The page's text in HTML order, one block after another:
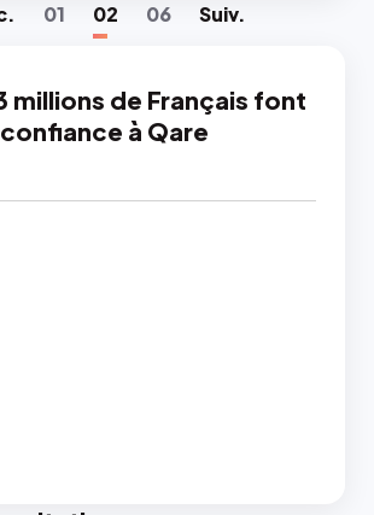
. 01 02 06 Suiv.
millions de Français font
confiance à Qare